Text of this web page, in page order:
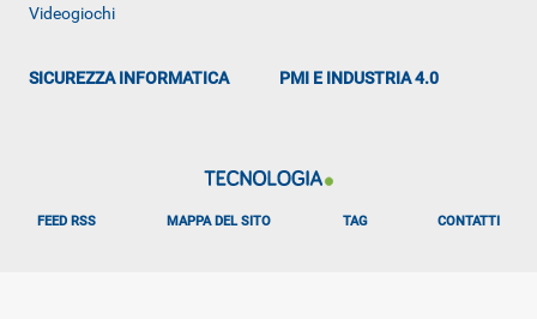
Videogiochi
SICUREZZA INFORMATICA PMI E INDUSTRIA 4.0
FEED RSS MAPPA DEL SITO TAG CONTATTI